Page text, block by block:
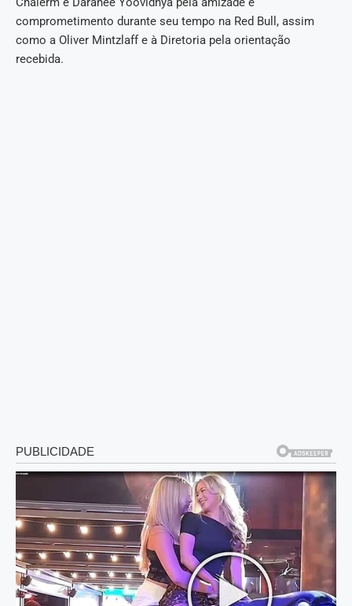
comprometimento durante seu tempo na Red Bull, assim
como a Oliver Mintzlaff e à Diretoria pela orientação
recebida.